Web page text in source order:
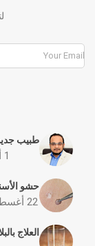
طبيب
1 أبريل 2020
حشو
22 أغسطس 2020
العلاج